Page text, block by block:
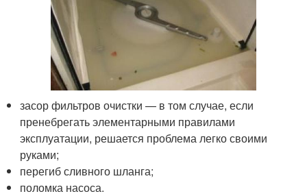
засор фильтров очистки — в том случае, если
пренебрегать элементарными правилами
эксплуатации, решается проблема легко своими
руками;
перегиб сливного шланга;
поломка насоса.